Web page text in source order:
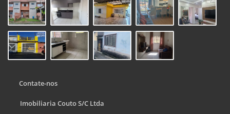
Contate-nos
Imobiliaria Couto S/C Ltda